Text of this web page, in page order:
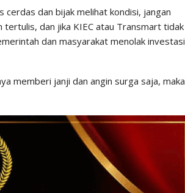
dan bijak melihat kondisi, jangan
dan jika KIEC atau Transmart tidak
dan masyarakat menolak investasi
memberi janji dan angin surga saja, maka